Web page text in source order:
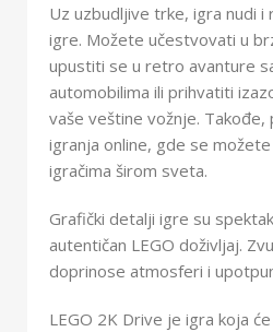
Uz uzbudljive trke, igra nudi i
igre. Možete učestvovati u
upustiti se u retro avanture
automobilima ili prihvatiti
vaše veštine vožnje.
igranja online, gde se
igračima širom sveta.
Grafički detalji igre su
autentičan LEGO doživljaj.
doprinose atmosferi i
LEGO 2K Drive je igra koja